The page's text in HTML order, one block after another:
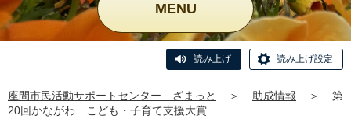
MENU
読み上げ 読み上げ設定
座間市民活動サポートセンター ざまっと ＞ 助成情報 ＞
第
20回かながわ こども・子育て支援大賞